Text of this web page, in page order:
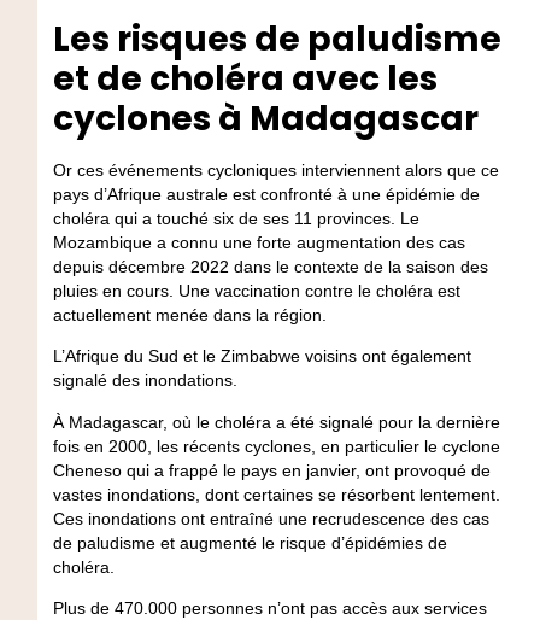
Les risques de paludisme
et de choléra avec les
cyclones à Madagascar
Or ces événements cycloniques interviennent alors que ce
pays d’Afrique australe est confronté à une épidémie de
choléra qui a touché six de ses 11 provinces. Le
Mozambique a connu une forte augmentation des cas
depuis décembre 2022 dans le contexte de la saison des
pluies en cours. Une vaccination contre le choléra est
actuellement menée dans la région.
L’Afrique du Sud et le Zimbabwe voisins ont également
signalé des inondations.
À Madagascar, où le choléra a été signalé pour la dernière
fois en 2000, les récents cyclones, en particulier le cyclone
Cheneso qui a frappé le pays en janvier, ont provoqué de
vastes inondations, dont certaines se résorbent lentement.
Ces inondations ont entraîné une recrudescence des cas
de paludisme et augmenté le risque d’épidémies de
choléra.
Plus de 470.000 personnes n’ont pas accès aux services